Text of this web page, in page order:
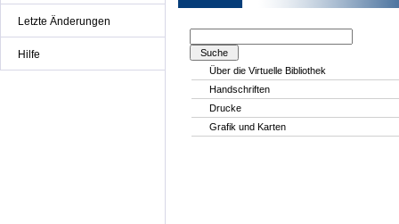
Letzte Änderungen
Hilfe